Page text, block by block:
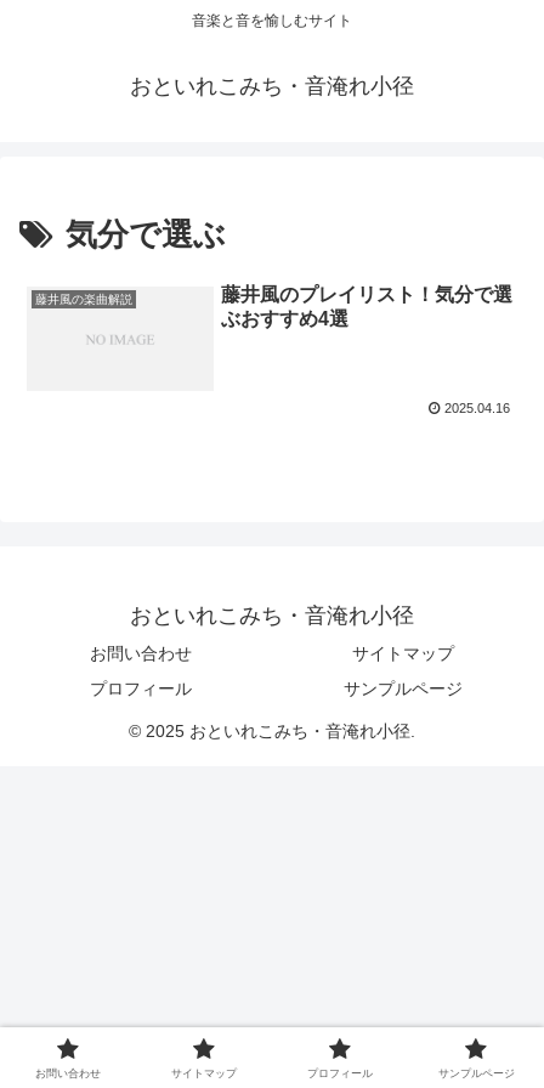
音楽と音を愉しむサイト
おといれこみち・音淹れ小径
気分で選ぶ
藤井風の楽曲解説
藤井風のプレイリスト！気分で選
ぶおすすめ4選
2025.04.16
おといれこみち・音淹れ小径
お問い合わせ
サイトマップ
プロフィール
サンプルページ
© 2025 おといれこみち・音淹れ小径.
お問い合わせ サイトマップ プロフィール サンプルページ